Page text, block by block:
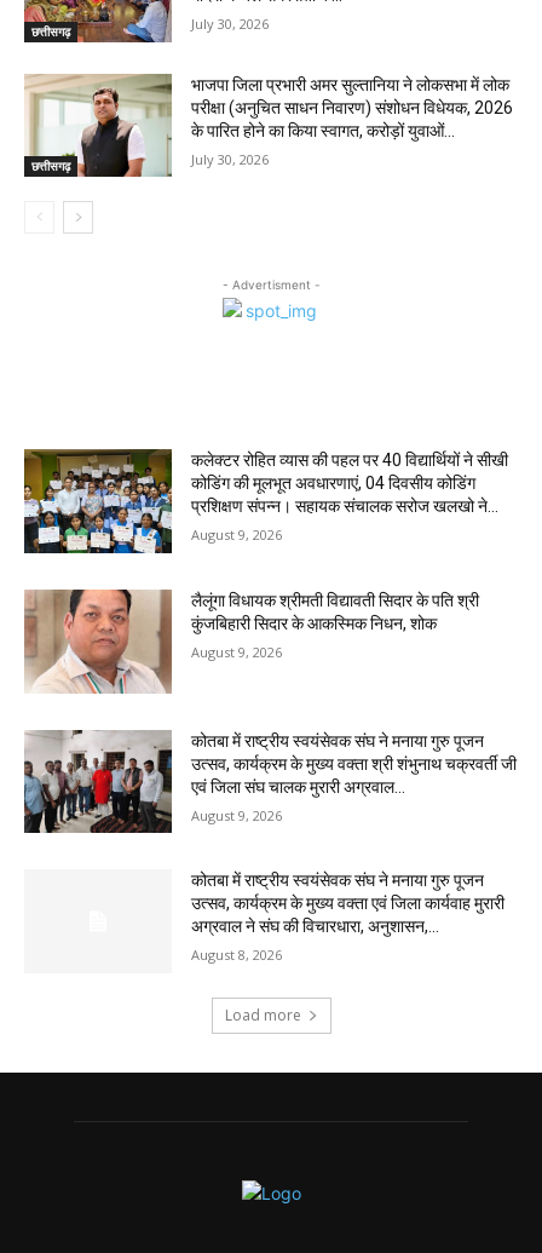
छत्तीसगढ़ July 30, 2026
छत्तीसगढ़
भाजपा जिला प्रभारी अमर सुल्तानिया ने लोकसभा में लोक
परीक्षा (अनुचित साधन निवारण) संशोधन विधेयक, 2026
के पारित होने का किया स्वागत, करोड़ों युवाओं...
July 30, 2026
- Advertisment -
कलेक्टर रोहित व्यास की पहल पर 40 विद्यार्थियों ने सीखी
कोडिंग की मूलभूत अवधारणाएं, 04 दिवसीय कोडिंग
प्रशिक्षण संपन्न। ‌सहायक संचालक सरोज खलखो ने...
August 9, 2026
लैलूंगा विधायक श्रीमती विद्यावती सिदार के पति श्री
कुंजबिहारी सिदार के आकस्मिक निधन, शोक
August 9, 2026
कोतबा में राष्ट्रीय स्वयंसेवक संघ ने मनाया गुरु पूजन
उत्सव, कार्यक्रम के मुख्य वक्ता श्री शंभुनाथ चक्रवर्ती जी
एवं जिला संघ चालक मुरारी अग्रवाल...
August 9, 2026
कोतबा में राष्ट्रीय स्वयंसेवक संघ ने मनाया गुरु पूजन
उत्सव, कार्यक्रम के मुख्य वक्ता एवं जिला कार्यवाह मुरारी
अग्रवाल ने संघ की विचारधारा, अनुशासन,...
August 8, 2026
Load more